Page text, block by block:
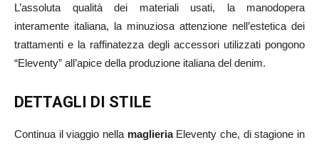
L’assoluta qualità dei materiali usati, la manodopera
interamente italiana, la minuziosa attenzione nell’estetica dei
trattamenti e la raffinatezza degli accessori utilizzati pongono
“Eleventy” all’apice della produzione italiana del denim.
DETTAGLI DI STILE
Continua il viaggio nella maglieriaEleventy che, di stagione in